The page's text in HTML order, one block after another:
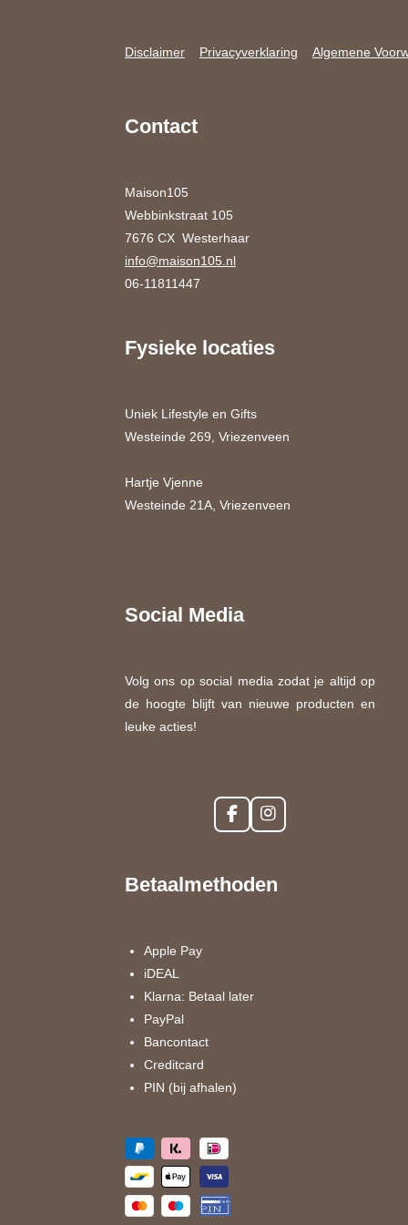
Disclaimer Privacyverklaring Algemene
Contact
Maison105
Webbinkstraat 105
7676 CX Westerhaar
info@maison105.nl
06-11811447
Fysieke locaties
Uniek Lifestyle en Gifts
Westeinde 269, Vriezenveen
Hartje Vjenne
Westeinde 21A, Vriezenveen
Social Media
Volg ons op social media zodat je altijd op
de hoogte blijft van nieuwe producten en
leuke acties!
F
a
b
I
n
a
Betaalmethoden
Apple Pay
iDEAL
Klarna: Betaal later
PayPal
Bancontact
Creditcard
PIN (bij afhalen)